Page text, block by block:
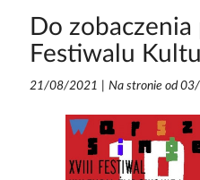
Do zobaczenia
Festiwalu
21/08/2021 Na stronie od